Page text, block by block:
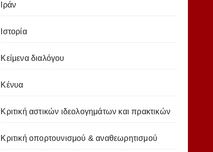
Ιράν
Ιστορία
Κείμενα διαλόγου
Κένυα
Κριτική αστικών ιδεολογημάτων και πρακτικών
Κριτική οπορτουνισμού & αναθεωρητισμού